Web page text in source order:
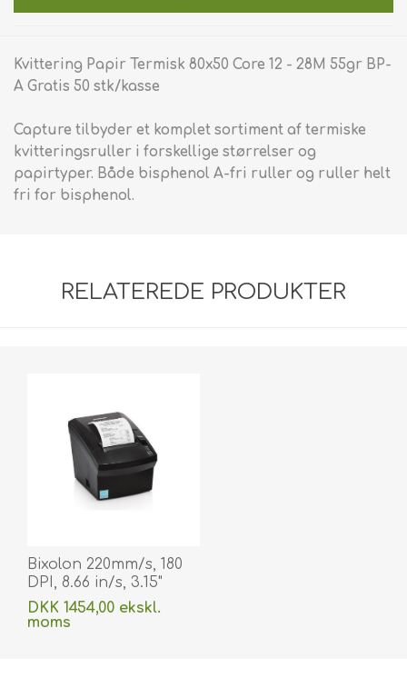
Kvittering Papir Termisk 80x50 Core 12 - 28M 55gr BP-
A Gratis 50 stk/kasse
Capture tilbyder et komplet sortiment af termiske
kvitteringsruller i forskellige størrelser og
papirtyper. Både bisphenol A-fri ruller og ruller helt
fri for bisphenol.
RELATEREDE PRODUKTER
Bixolon 220mm/s, 180
DPI, 8.66 in/s, 3.15"
Label. BIX220
DKK 1454,00 ekskl.
moms